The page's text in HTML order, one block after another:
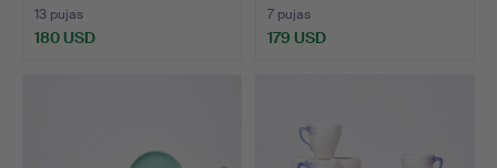
13 pujas
180 USD
7 pujas
179 USD